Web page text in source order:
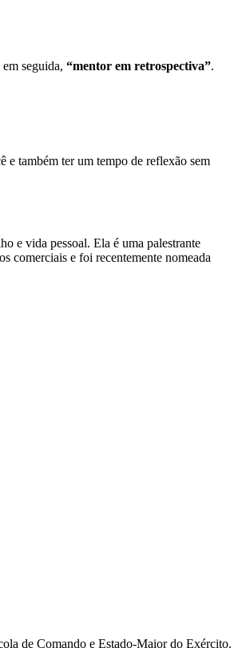
seguida, “mentor em retrospectiva”.
e também ter um tempo de reflexão sem
e vida pessoal. Ela é uma palestrante
comerciais e foi recentemente nomeada
de Comando e Estado-Maior do Exército.